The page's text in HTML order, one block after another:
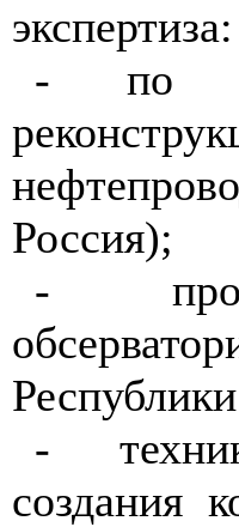
экспертиза:
- по
Россия);
-
-
создания